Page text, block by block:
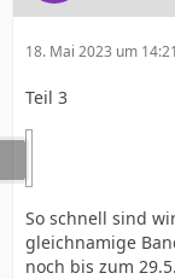
18. Mai 2023 um 14:21
Teil 3
So schnell sind
gleichnamige
noch bis zum